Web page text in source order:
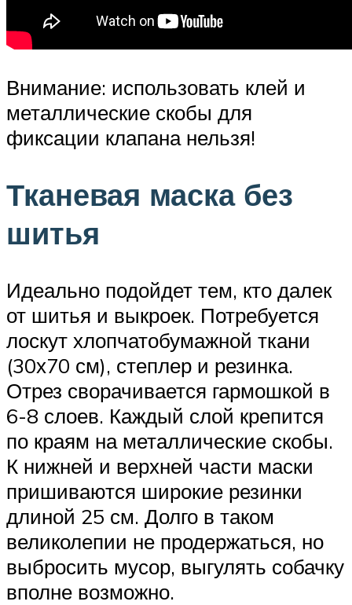
Внимание: использовать клей и
металлические скобы для
фиксации клапана нельзя!
Тканевая маска без
шитья
Идеально подойдет тем, кто далек
от шитья и выкроек. Потребуется
лоскут хлопчатобумажной ткани
(30х70 см), степлер и резинка.
Отрез сворачивается гармошкой в
6-8 слоев. Каждый слой крепится
по краям на металлические скобы.
К нижней и верхней части маски
пришиваются широкие резинки
длиной 25 см. Долго в таком
великолепии не продержаться, но
выбросить мусор, выгулять собачку
вполне возможно.